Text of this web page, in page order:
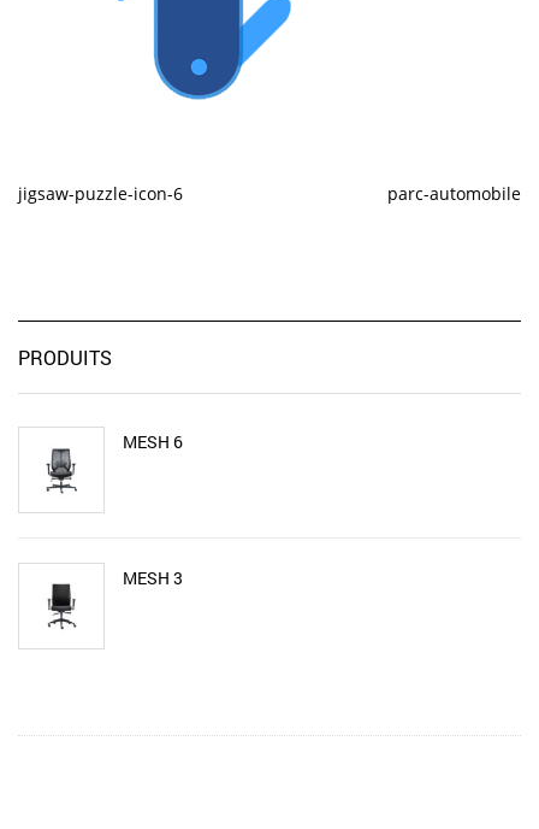
jigsaw-puzzle-icon-6 parc-automobile
PRODUITS
MESH 6
MESH 3